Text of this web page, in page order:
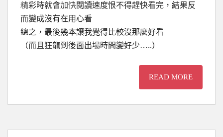
精彩時就會加快閱讀速度恨不得趕快看完，結果反
而變成沒有在用心看
總之，最後幾本讓我覺得比較沒那麼好看
（而且狂龍到後面出場時間變好少…..）
READ MORE